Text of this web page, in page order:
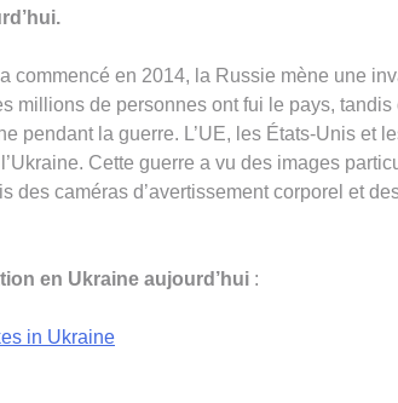
commencé en 2014, la Russie mène une
millions de personnes ont fui le pays, tandis
pendant la guerre. L’UE, les États-Unis et
Cette guerre a vu des images
des caméras d’avertissement corporel et
en Ukraine aujourd’hui :
in Ukraine